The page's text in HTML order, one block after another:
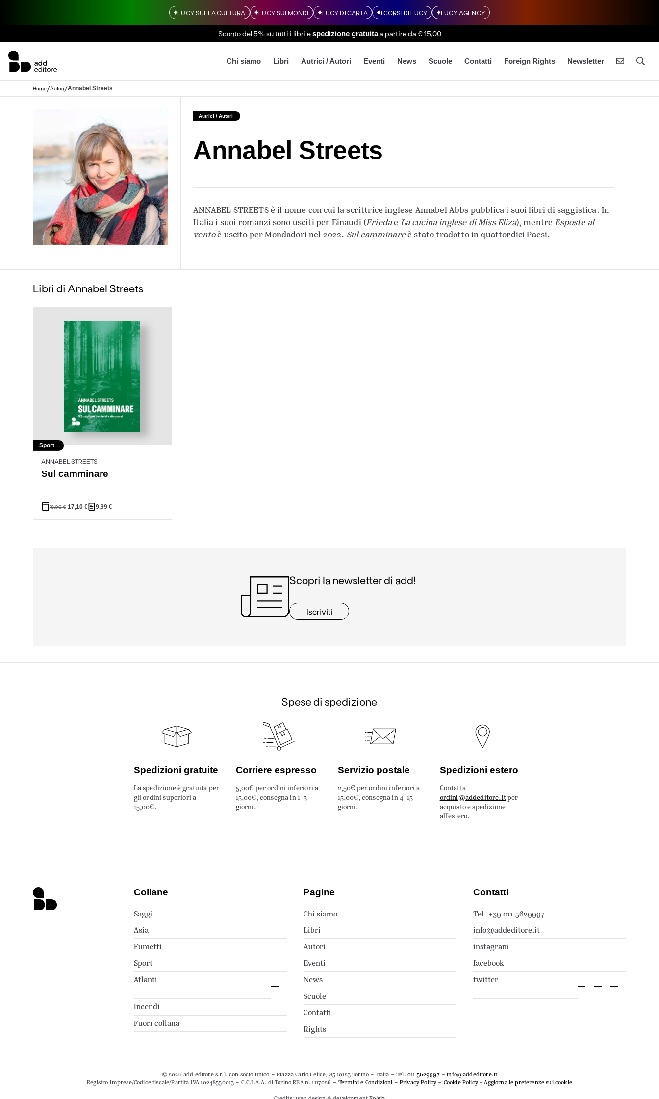
LUCY SULLA CULTURA LUCY SUI MONDI LUCY DI CARTA I CORSI DI LUCY LUCY AGENCY
Sconto del 5% su tutti i libri espedizione gratuitaa partire da € 15,00
Chi siamo Libri Autrici / Autori Eventi News Scuole Contatti Foreign Rights Newsletter
Home/Autori/Annabel Streets
Autrici / Autori
Annabel Streets
ANNABEL STREETS è il nome con cui la scrittrice inglese Annabel Abbs pubblica i suoi libri di saggistica. In
Italia i suoi romanzi sono usciti per Einaudi (Friedae La cucina inglese di Miss Eliza), mentreEsposte al
ventoè uscito per Mondadori nel 2022. Sul camminareè stato tradotto in quattordici Paesi.
Libri di Annabel Streets
Sport
ANNABEL STREETS
Sul camminare
18,00€ 17,10 € 9,99€
Scopri la newsletter di add!
Iscriviti
Spese di spedizione
Spedizioni gratuite
La spedizione è gratuita per
gli ordini superiori a
15,00€.
Corriere espresso
5,00€ per ordini inferiori a
15,00€, consegna in 1-3
giorni.
Servizio postale
2,50€ per ordini inferiori a
15,00€, consegna in 4-15
giorni.
Spedizioni estero
Contatta
ordini@addeditore.itper
acquisto e spedizione
all’estero.
Collane
Saggi
Asia
Fumetti
Sport
Atlanti
Incendi
Fuori collana
Pagine
Chi siamo
Libri
Autori
Eventi
News
Scuole
Contatti
Rights
Contatti
Tel. +39 011 5629997
info@addeditore.it
instagram
facebook
twitter
© 2026 add editore s.r.l. con socio unico – Piazza Carlo Felice, 85 10123 Torino – Italia – Tel. 011 5629997–info@addeditore.it
Registro Imprese/Codice fiscale/Partita IVA 10248550013 – C.C.I.A.A. di Torino REA n. 1117026 –Termini e Condizioni – Privacy Policy – Cookie Policy-Aggiorna le preferenze sui cookie